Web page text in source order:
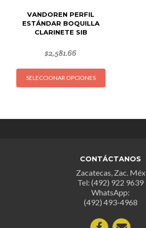
VANDOREN PERFIL
ESTÁNDAR BOQUILLA
CLARINETE SIB
$2,581.66
SELECCIONAR OPCIONES
Este
pueden
elegir
en
la
de
CONTÁCTANOS
Zacatecas, Zac. Méx
Tel: (492) 922 9639
WhatsApp:
(492) 493-4968